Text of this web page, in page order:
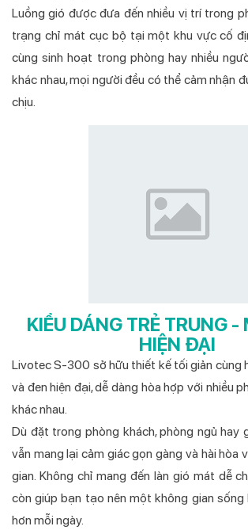
Luồng gió được đưa đến nhiều vị trí trong
trạng chỉ mát cục bộ tại một khu vực cố
cùng sinh hoạt trong phòng hay nhiều
khác nhau, mọi người đều có thể cảm nhận
chịu.
KIỂU DÁNG TRẺ TRUNG
HIỆN ĐẠI
Livotec S-300 sở hữu thiết kế tối giản cùng
và đen hiện đại, dễ dàng hòa hợp với nhiều
khác nhau.
Dù đặt trong phòng khách, phòng ngủ hay
vẫn mang lại cảm giác gọn gàng và hài hòa
gian. Không chỉ mang đến làn gió mát dễ
còn giúp bạn tạo nên một không gian sống
hơn mỗi ngày.